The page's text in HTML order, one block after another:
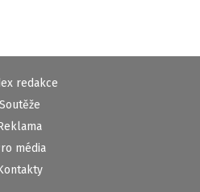
redakce
Soutěže
média